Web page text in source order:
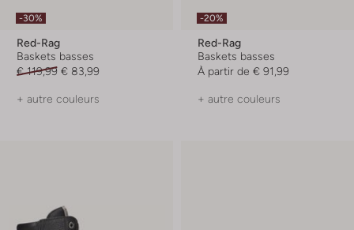
-30%
Red-Rag
Baskets basses
€ 119,99 € 83,99
+ autre couleurs
-20%
Red-Rag
Baskets basses
À partir de € 91,99
+ autre couleurs